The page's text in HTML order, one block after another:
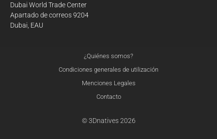
cookies
este sitio, utilizamos cookies para medir nuestra audiencia.
decidir activarlos o no. El período máximo de
modificar tus preferencias más tarde, haz clic en el enlace
Dubai World Trade Center
Apartado de correos 9204
Dubai, EAU
¿Quiénes somos?
Condiciones generales de utilización
Menciones Legales
Contacto
© 3Dnatives 2026